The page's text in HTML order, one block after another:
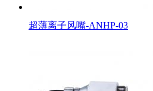
超薄离子风嘴-ANHP-03